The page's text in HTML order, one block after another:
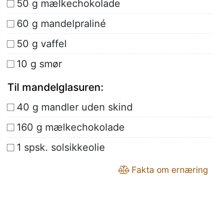
50 g mælkechokolade
60 g mandelpraliné
50 g vaffel
10 g smør
Til mandelglasuren:
40 g mandler uden skind
160 g mælkechokolade
1 spsk. solsikkeolie
Fakta om ernæring